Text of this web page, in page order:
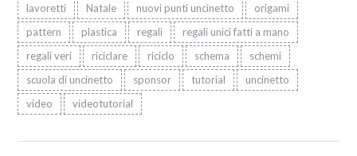
lavoretti
Natale nuovi punti uncinetto
origami
pattern
plastica regali
regali unici fatti a mano
regali veri
riciclare riciclo schema
schemi
scuola di uncinetto
sponsor tutorial
uncinetto
video
videotutorial